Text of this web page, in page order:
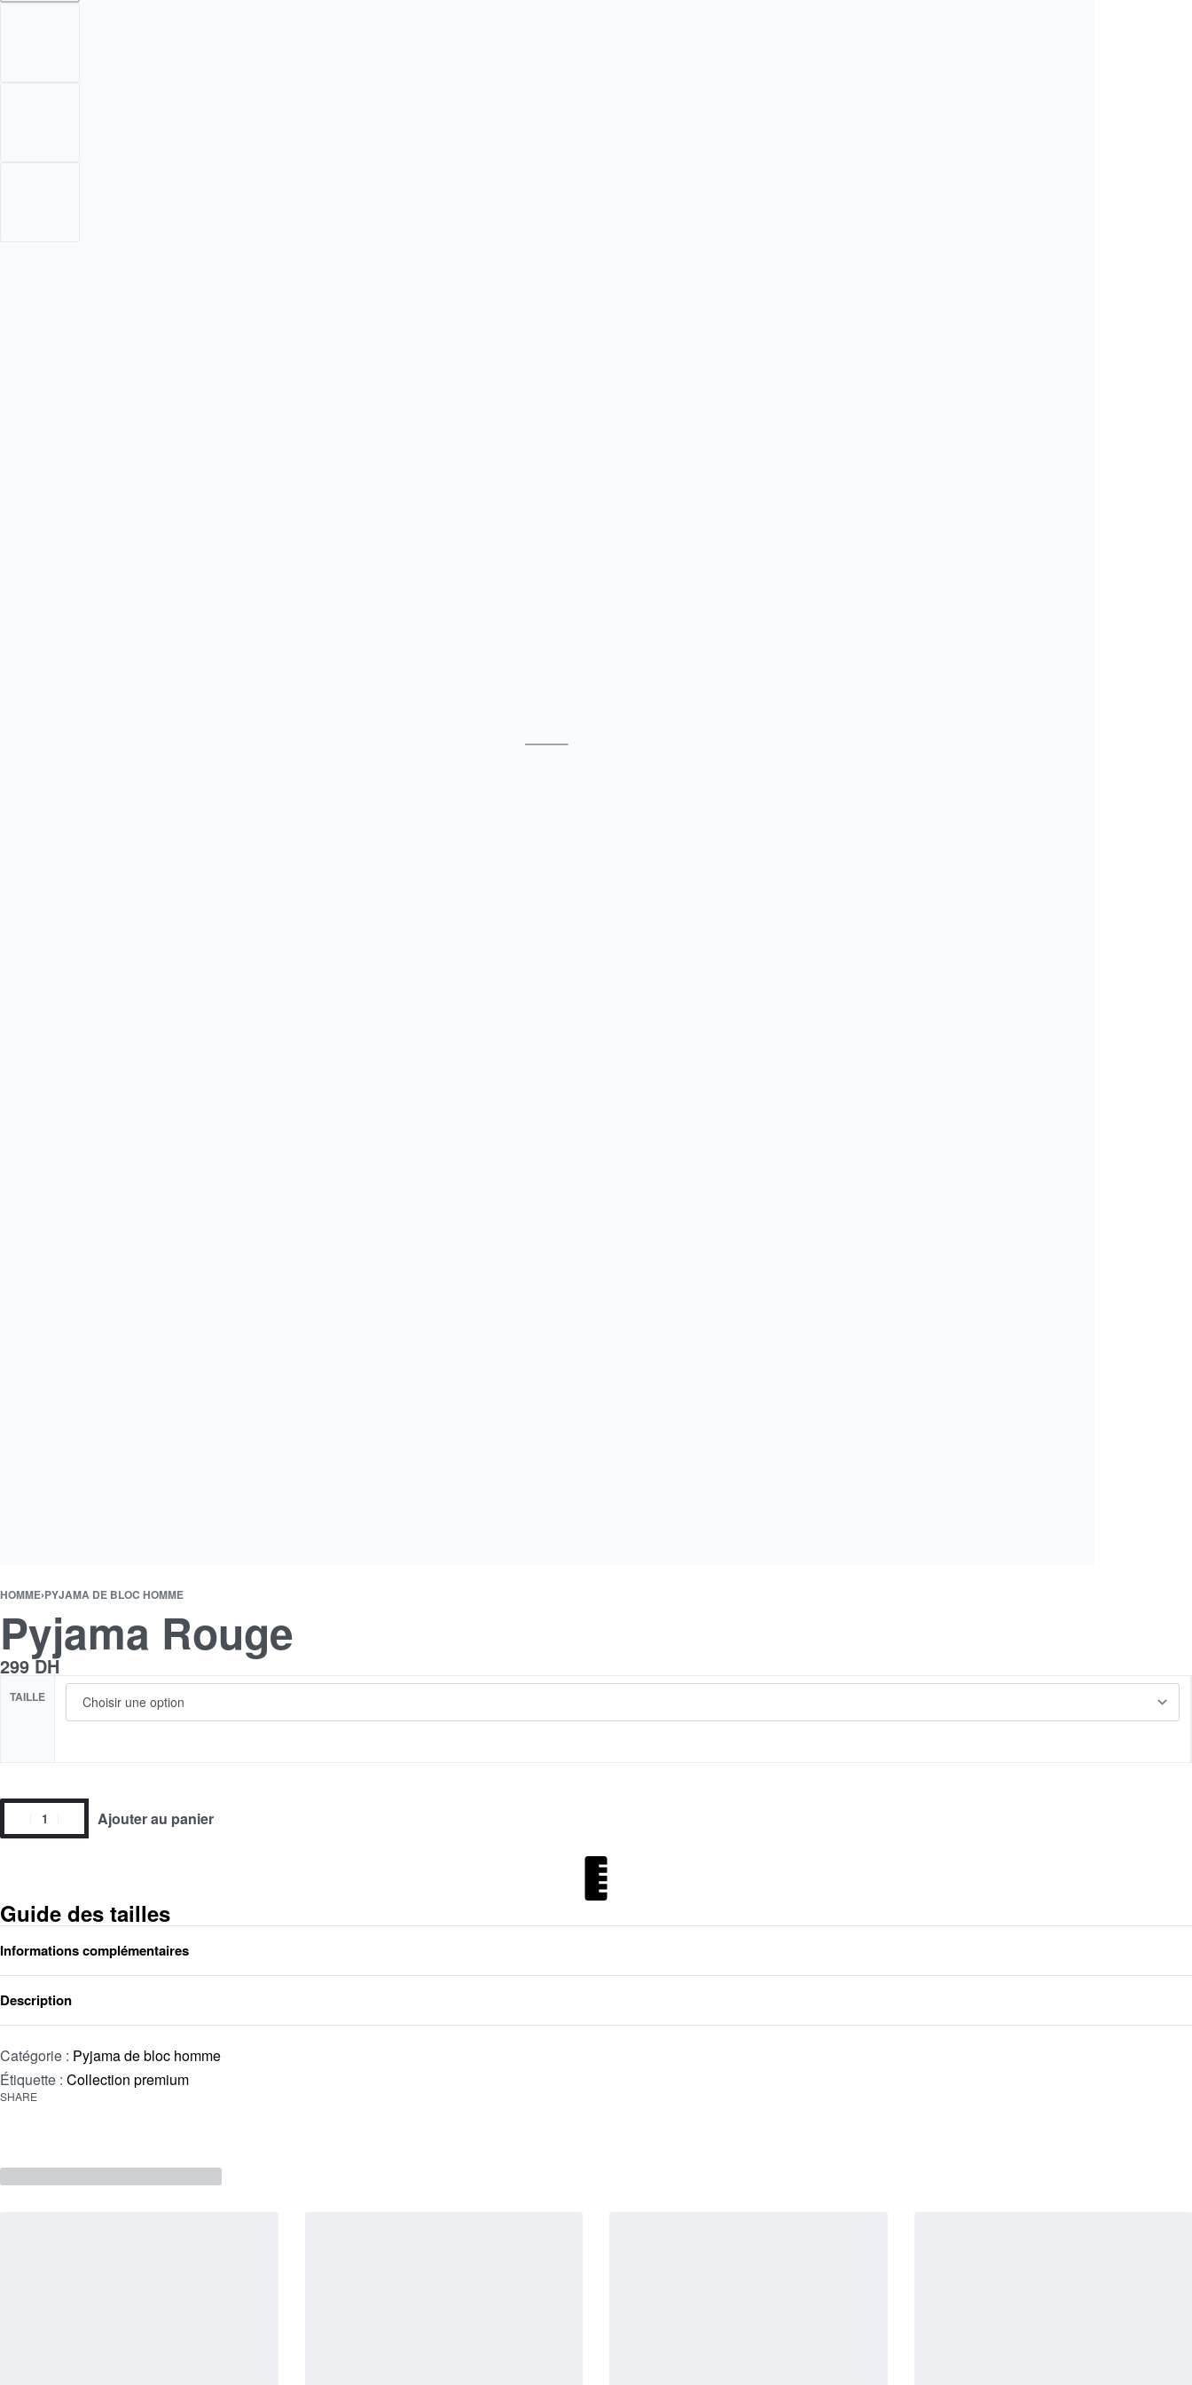
HOMME›PYJAMA DE BLOC HOMME
Pyjama Rouge
299DH
TAILLE
Ajouter au panier
Guide des tailles
Informations complémentaires
Description
Catégorie : Pyjama de bloc homme
Étiquette : Collection premium
SHARE